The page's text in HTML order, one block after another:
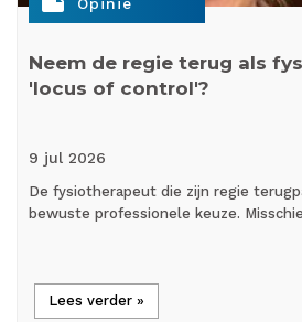
Opinie
Neem de regie terug als
'locus of control'?
9 jul 2026
De fysiotherapeut die zijn regie
bewuste professionele keuze.
Lees verder »